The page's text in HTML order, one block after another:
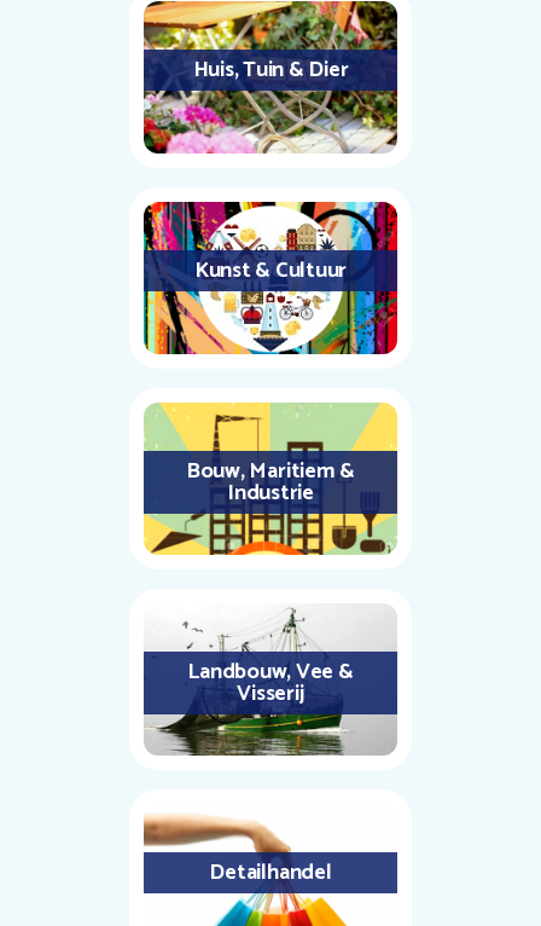
Huis, Tuin & Dier
Kunst & Cultuur
Bouw, Maritiem &
Industrie
Landbouw, Vee &
Visserij
Detailhandel